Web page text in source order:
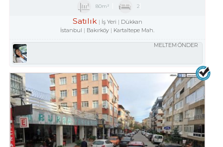
80m² 2
Satılık İş Yeri
Dükkan
İstanbul
Bakırköy Kartaltepe Mah.
MELTEM ÖNDER